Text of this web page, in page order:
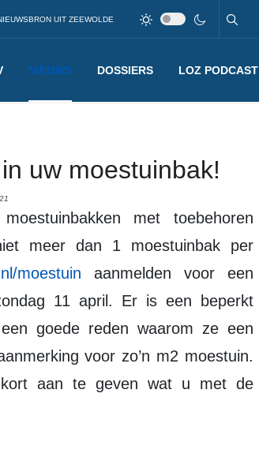
UIT ZEEWOLDE
NIEUWS DOSSIERS LOZ PODCAST
uw moestuinbak!
meer dan 1 moestuinbak per
moestuin aanmelden voor een
11 april. Er is een beperkt
goede reden waarom ze een
voor zo’n m2 moestuin.
aan te geven wat u met de